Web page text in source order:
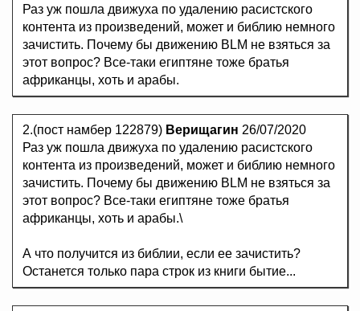
Раз уж пошла движуха по удалению расистского
контента из произведений, может и библию немного
зачистить. Почему бы движению BLM не взяться за
этот вопрос? Все-таки египтяне тоже братья
африканцы, хоть и арабы.
2.(пост намбер 122879) Верищагин 26/07/2020
Раз уж пошла движуха по удалению расистского
контента из произведений, может и библию немного
зачистить. Почему бы движению BLM не взяться за
этот вопрос? Все-таки египтяне тоже братья
африканцы, хоть и арабы.\
А что получится из библии, если ее зачистить?
Останется только пара строк из книги бытие...